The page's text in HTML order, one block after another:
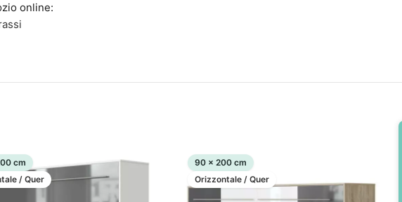
online:
cm
/ Quer
90 x 200 cm
Orizzontale / Quer